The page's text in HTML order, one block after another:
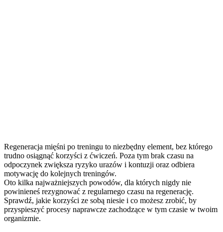
Regeneracja mięśni po treningu to niezbędny element, bez którego
trudno osiągnąć korzyści z ćwiczeń. Poza tym brak czasu na
odpoczynek zwiększa ryzyko urazów i kontuzji oraz odbiera
motywację do kolejnych treningów.
Oto kilka najważniejszych powodów, dla których nigdy nie
powinieneś rezygnować z regularnego czasu na regenerację.
Sprawdź, jakie korzyści ze sobą niesie i co możesz zrobić, by
przyspieszyć procesy naprawcze zachodzące w tym czasie w twoim
organizmie.